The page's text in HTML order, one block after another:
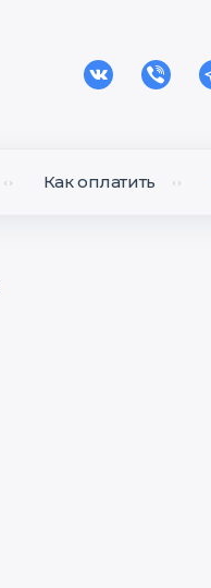
Как оплатить